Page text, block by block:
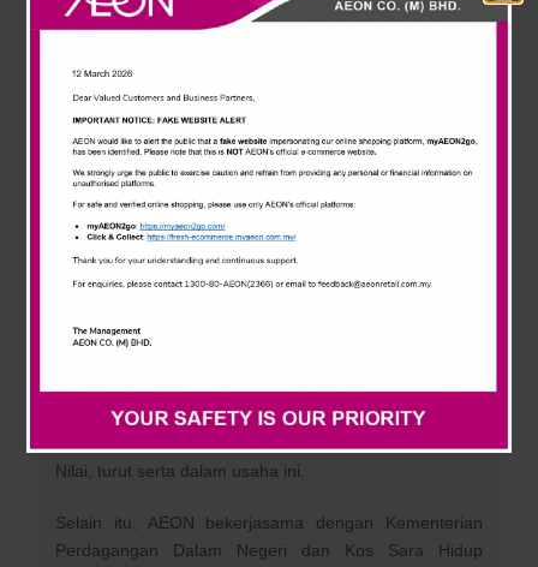
Careline
Aminuddin Harun, Ahli Dewan Undangan Negeri Nilai
dan EXCO kerajaan Negeri Tuan Arul Kumar
Sarudin,; dan Pengarah Urusan AEON. Naoya Okada.
Program ini menampilkan pelbagai aktiviti oleh komuniti,
termasuk aktiviti gotong-royong, di mana para peserta
bekerjasama untuk menyediakan hidangan tradisional
Malaysia seperti dodol dan bubur lambuk. Tradisi
pengagihan bubur lambuk tahunan ini dilaksanakan di
semua 28 lokasi AEON Mall di seluruh negara, dengan
berperingkat dari 15 hingga 23 Mac.
Pihak pengurusan dan sukarelawan dari AEON, ahli
komuniti setempat, wakil dari pihak berkuasa tempatan
dan NGO serta pelajar Universiti Antarabangsa INTI,
Nilai, turut serta dalam usaha ini.
Selain itu, AEON bekerjasama dengan Kementerian
Perdagangan Dalam Negeri dan Kos Sara Hidup